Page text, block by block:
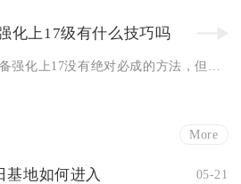
化上17级有什么技巧吗
More
基地如何进入 05-21